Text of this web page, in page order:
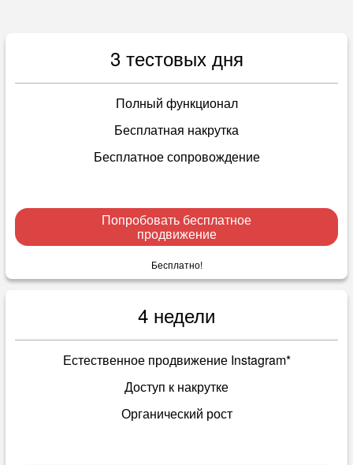
3 тестовых дня
Полный функционал
Бесплатная накрутка
Бесплатное сопровождение
Попробовать бесплатное
продвижение
Бесплатно!
4 недели
Естественное продвижение Instagram*
Доступ к накрутке
Органический рост